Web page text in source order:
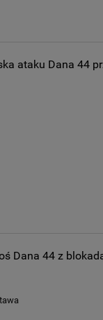
ataku Dana 44
Dana 44 z